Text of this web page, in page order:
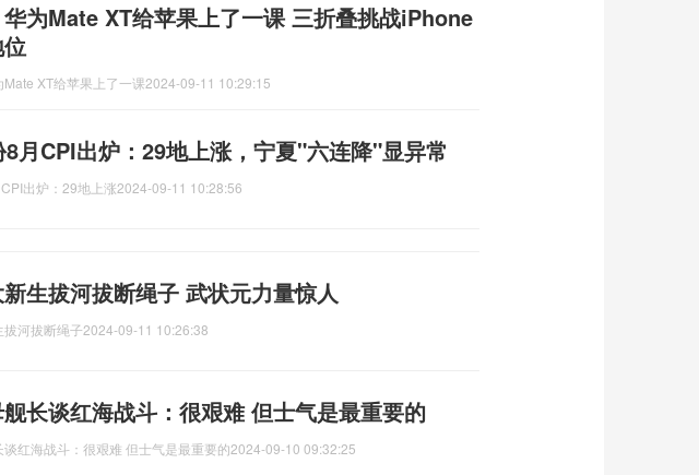
为Mate XT给苹果上了一课 三折叠挑战iPhone
XT给苹果上了一课2024-09-11 10:29:15
月CPI出炉：29地上涨，宁夏"六连降"显异常
出炉：29地上涨2024-09-11 10:28:56
生拔河拔断绳子 武状元力量惊人
拔河拔断绳子2024-09-11 10:26:38
长谈红海战斗：很艰难 但士气是最重要的
谈红海战斗：很艰难 但士气是最重要的2024-09-10 09:32:25